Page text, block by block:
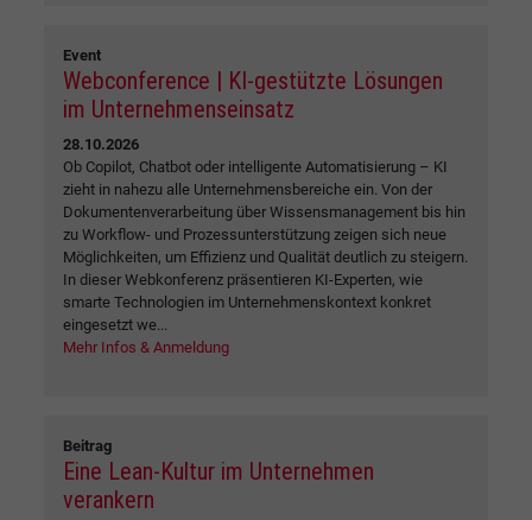
Event
Webconference | KI-gestützte Lösungen
im Unternehmenseinsatz
28.10.2026
Ob Copilot, Chatbot oder intelligente Automatisierung – KI
zieht in nahezu alle Unternehmensbereiche ein. Von der
Dokumentenverarbeitung über Wissensmanagement bis hin
zu Workflow- und Prozessunterstützung zeigen sich neue
Möglichkeiten, um Effizienz und Qualität deutlich zu steigern.
In dieser Webkonferenz präsentieren KI-Experten, wie
smarte Technologien im Unternehmenskontext konkret
eingesetzt we...
Mehr Infos & Anmeldung
Beitrag
Eine Lean-Kultur im Unternehmen
verankern